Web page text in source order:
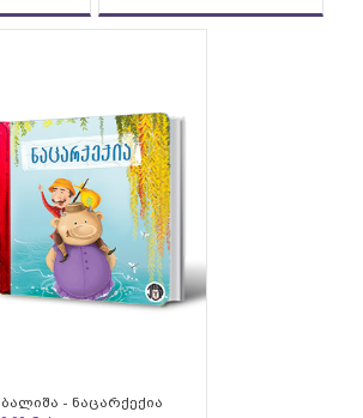
ბალიშა - ნაცარქექია